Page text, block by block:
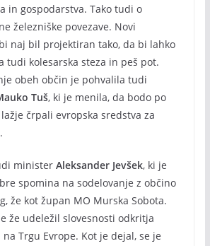
in gospodarstva. Tako tudi o
železniške povezave. Novi
naj bil projektiran tako, da bi lahko
tudi kolesarska steza in peš pot.
obeh občin je pohvalila tudi
Tuš, ki je menila, da bodo po
črpali evropska sredstva za
minister Aleksander Jevšek, ki je
spomina na sodelovanje z občino
že kot župan MO Murska Sobota.
že udeležil slovesnosti odkritja
Trgu Evrope. Kot je dejal, se je